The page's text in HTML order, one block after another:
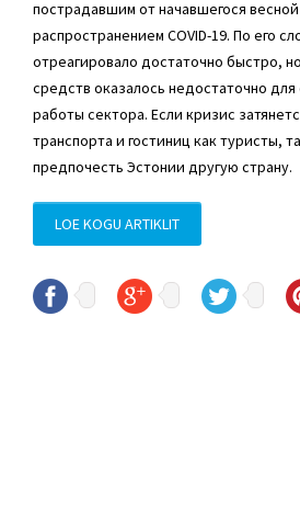
пострадавшим от начавшегося
распространением COVID-19. По его
отреагировало достаточно быстро,
средств оказалось недостаточно
работы сектора. Если кризис
транспорта и гостиниц как туристы,
предпочесть Эстонии другую страну.
LOE KOGU ARTIKLIT